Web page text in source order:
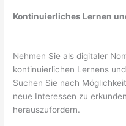
Kontinuierliches Lernen
Nehmen Sie als digitaler
kontinuierlichen Lernens
Suchen Sie nach
neue Interessen zu
herauszufordern.